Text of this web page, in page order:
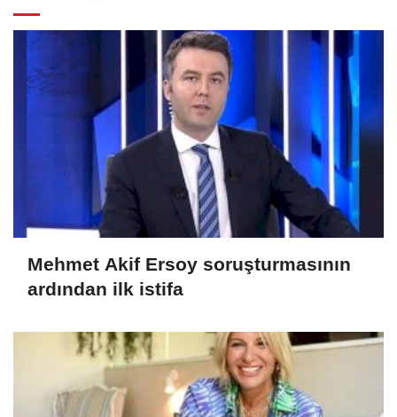
Mehmet Akif Ersoy soruşturmasının
ardından ilk istifa